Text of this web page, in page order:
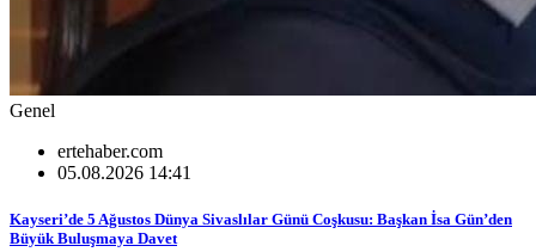
Genel
ertehaber.com
05.08.2026 14:41
Kayseri’de 5 Ağustos Dünya Sivaslılar Günü Coşkusu: Başkan İsa Gün’den
Büyük Buluşmaya Davet